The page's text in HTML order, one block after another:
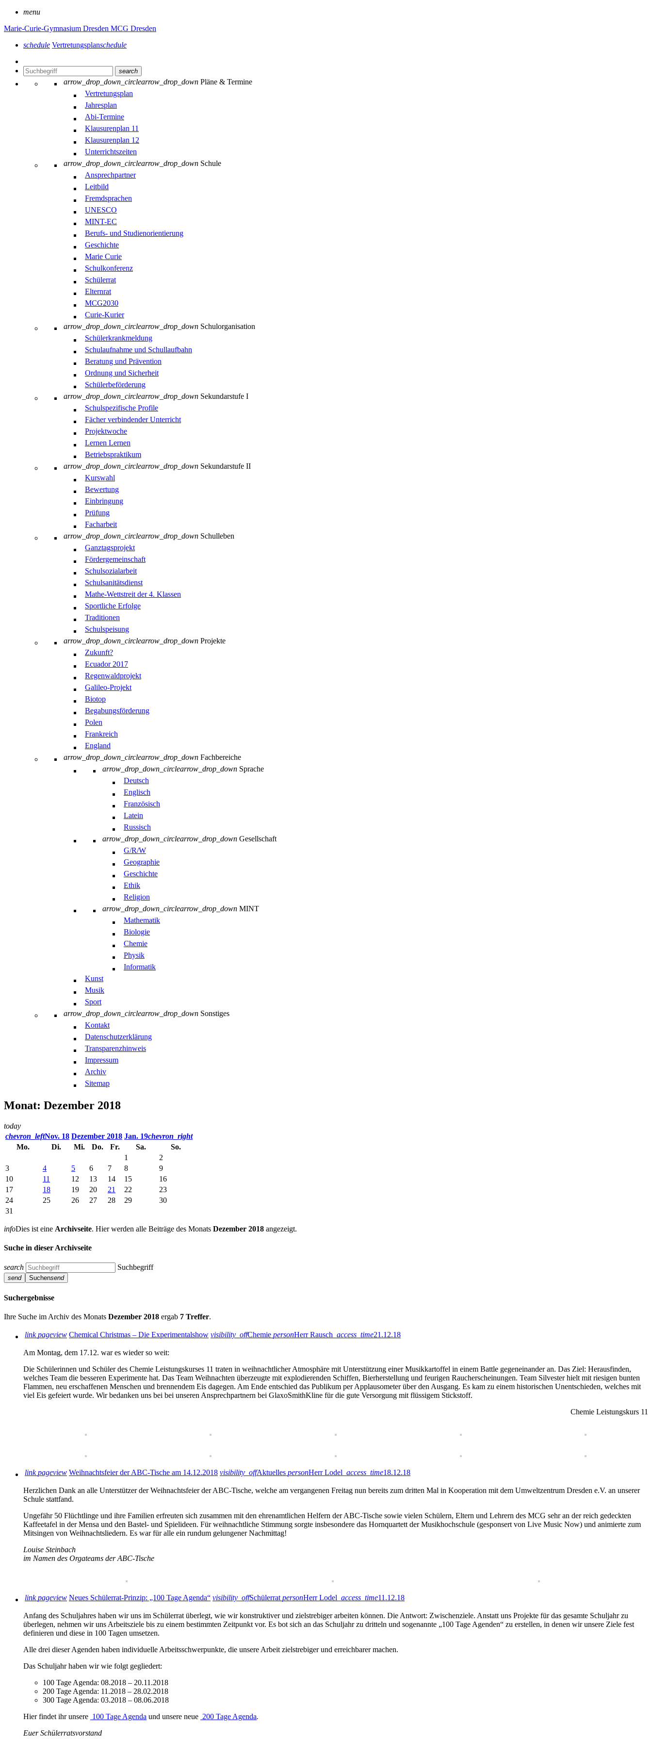
menu
Marie-Curie-Gymnasium Dresden MCG Dresden
schedule Vertretungsplanschedule
search
arrow_drop_down_circlearrow_drop_down Pläne & Termine
Vertretungsplan
Jahresplan
Abi-Termine
Klausurenplan 11
Klausurenplan 12
Unterrichtszeiten
arrow_drop_down_circlearrow_drop_down Schule
Ansprechpartner
Leitbild
Fremdsprachen
UNESCO
MINT-EC
Berufs- und Studienorientierung
Geschichte
Marie Curie
Schulkonferenz
Schülerrat
Elternrat
MCG2030
Curie-Kurier
arrow_drop_down_circlearrow_drop_down Schulorganisation
Schülerkrankmeldung
Schulaufnahme und Schullaufbahn
Beratung und Prävention
Ordnung und Sicherheit
Schülerbeförderung
arrow_drop_down_circlearrow_drop_down Sekundarstufe I
Schulspezifische Profile
Fächer verbindender Unterricht
Projektwoche
Lernen Lernen
Betriebspraktikum
arrow_drop_down_circlearrow_drop_down Sekundarstufe II
Kurswahl
Bewertung
Einbringung
Prüfung
Facharbeit
arrow_drop_down_circlearrow_drop_down Schulleben
Ganztagsprojekt
Fördergemeinschaft
Schulsozialarbeit
Schulsanitätsdienst
Mathe-Wettstreit der 4. Klassen
Sportliche Erfolge
Traditionen
Schulspeisung
arrow_drop_down_circlearrow_drop_down Projekte
Zukunft?
Ecuador 2017
Regenwaldprojekt
Galileo-Projekt
Biotop
Begabungsförderung
Polen
Frankreich
England
arrow_drop_down_circlearrow_drop_down Fachbereiche
arrow_drop_down_circlearrow_drop_down Sprache
Deutsch
Englisch
Französisch
Latein
Russisch
arrow_drop_down_circlearrow_drop_down Gesellschaft
G/R/W
Geographie
Geschichte
Ethik
Religion
arrow_drop_down_circlearrow_drop_down MINT
Mathematik
Biologie
Chemie
Physik
Informatik
Kunst
Musik
Sport
arrow_drop_down_circlearrow_drop_down Sonstiges
Kontakt
Datenschutzerklärung
Transparenzhinweis
Impressum
Archiv
Sitemap
Monat: Dezember 2018
today
chevron_leftNov. 18 Dezember 2018 Jan. 19chevron_right
Mo.
Di. Mi. Do. Fr. Sa.
So.
1
2
3
4 5 6 7 8
9
10
11 12 13 14 15
16
17
18 19 20 21 22
23
24
25 26 27 28 29
30
31
infoDies ist eine Archivseite. Hier werden alle Beiträge des Monats Dezember 2018 angezeigt.
Suche in dieser Archivseite
search Suchbegriff
send Suchensend
Suchergebnisse
Ihre Suche im Archiv des Monats Dezember 2018 ergab 7 Treffer.
link pageview Chemical Christmas – Die Experimentalshow visibility_offChemie personHerr Rausch access_time21.12.18
Am Montag, dem 17.12. war es wieder so weit:
Die Schülerinnen und Schüler des Chemie Leistungskurses 11 traten in weihnachtlicher Atmosphäre mit Unterstützung einer Musikkartoffel in einem Battle gegeneinander an. Das Ziel: Herausfinden,
welches Team die besseren Experimente hat. Das Team Weihnachten überzeugte mit explodierenden Schiffen, Bierherstellung und feurigen Raucherscheinungen. Team Silvester hielt mit riesigen bunten
Flammen, neu erschaffenen Menschen und brennendem Eis dagegen. Am Ende entschied das Publikum per Applausometer über den Ausgang. Es kam zu einem historischen Unentschieden, welches mit
viel Eis gefeiert wurde. Wir bedanken uns bei bei unseren Ansprechpartnern bei GlaxoSmithKline für die gute Versorgung mit flüssigem Stickstoff.
Chemie Leistungskurs 11
link pageview Weihnachtsfeier der ABC-Tische am 14.12.2018 visibility_offAktuelles personHerr Lodel access_time18.12.18
Herzlichen Dank an alle Unterstützer der Weihnachtsfeier der ABC-Tische, welche am vergangenen Freitag nun bereits zum dritten Mal in Kooperation mit dem Umweltzentrum Dresden e.V. an unserer
Schule stattfand.
Ungefähr 50 Flüchtlinge und ihre Familien erfreuten sich zusammen mit den ehrenamtlichen Helfern der ABC-Tische sowie vielen Schülern, Eltern und Lehrern des MCG sehr an der reich gedeckten
Kaffeetafel in der Mensa und den Bastel- und Spielideen. Für weihnachtliche Stimmung sorgte insbesondere das Hornquartett der Musikhochschule (gesponsert von Live Music Now) und animierte zum
Mitsingen von Weihnachtsliedern. Es war für alle ein rundum gelungener Nachmittag!
Louise Steinbach
im Namen des Orgateams der ABC-Tische
link pageview Neues Schülerrat-Prinzip: „100 Tage Agenda“ visibility_offSchülerrat personHerr Lodel access_time11.12.18
Anfang des Schuljahres haben wir uns im Schülerrat überlegt, wie wir konstruktiver und zielstrebiger arbeiten können. Die Antwort: Zwischenziele. Anstatt uns Projekte für das gesamte Schuljahr zu
überlegen, nehmen wir uns Arbeitsziele bis zu einem bestimmten Zeitpunkt vor. Es bot sich an das Schuljahr zu dritteln und sogenannte „100 Tage Agenden“ zu erstellen, in denen wir unsere Ziele fest
definieren und diese in 100 Tagen umsetzen.
Alle drei dieser Agenden haben individuelle Arbeitsschwerpunkte, die unsere Arbeit zielstrebiger und erreichbarer machen.
Das Schuljahr haben wir wie folgt gegliedert:
100 Tage Agenda: 08.2018 – 20.11.2018
200 Tage Agenda: 11.2018 – 28.02.2018
300 Tage Agenda: 03.2018 – 08.06.2018
Hier findet ihr unsere 100 Tage Agenda und unsere neue 200 Tage Agenda.
Euer Schülerratsvorstand